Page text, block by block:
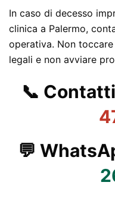
In caso di decesso
clinica a Palermo,
operativa. Non
legali e non avviare
📞
💬